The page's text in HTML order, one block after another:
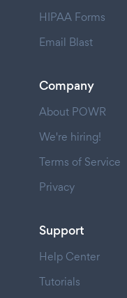
HIPAA Forms
Email Blast
Company
About POWR
We're hiring!
Terms of Service
Privacy
Support
Help Center
Tutorials